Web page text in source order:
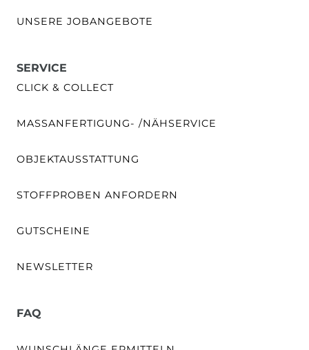
UNSERE JOBANGEBOTE
SERVICE
CLICK & COLLECT
MASSANFERTIGUNG- /NÄHSERVICE
OBJEKTAUSSTATTUNG
STOFFPROBEN ANFORDERN
GUTSCHEINE
NEWSLETTER
FAQ